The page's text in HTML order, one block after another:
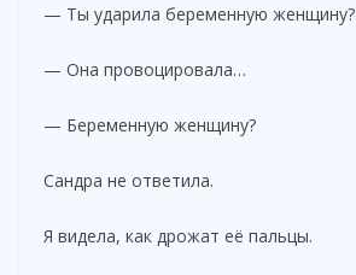
— Ты ударила беременную женщину?
— Она провоцировала…
— Беременную женщину?
Сандра не ответила.
Я видела, как дрожат её пальцы.